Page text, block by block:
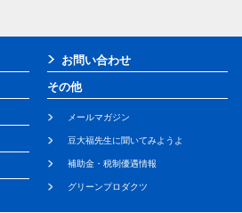
お問い合わせ
その他
メールマガジン
豆大福先生に聞いてみようよ
補助金・税制優遇情報
グリーンプロダクツ